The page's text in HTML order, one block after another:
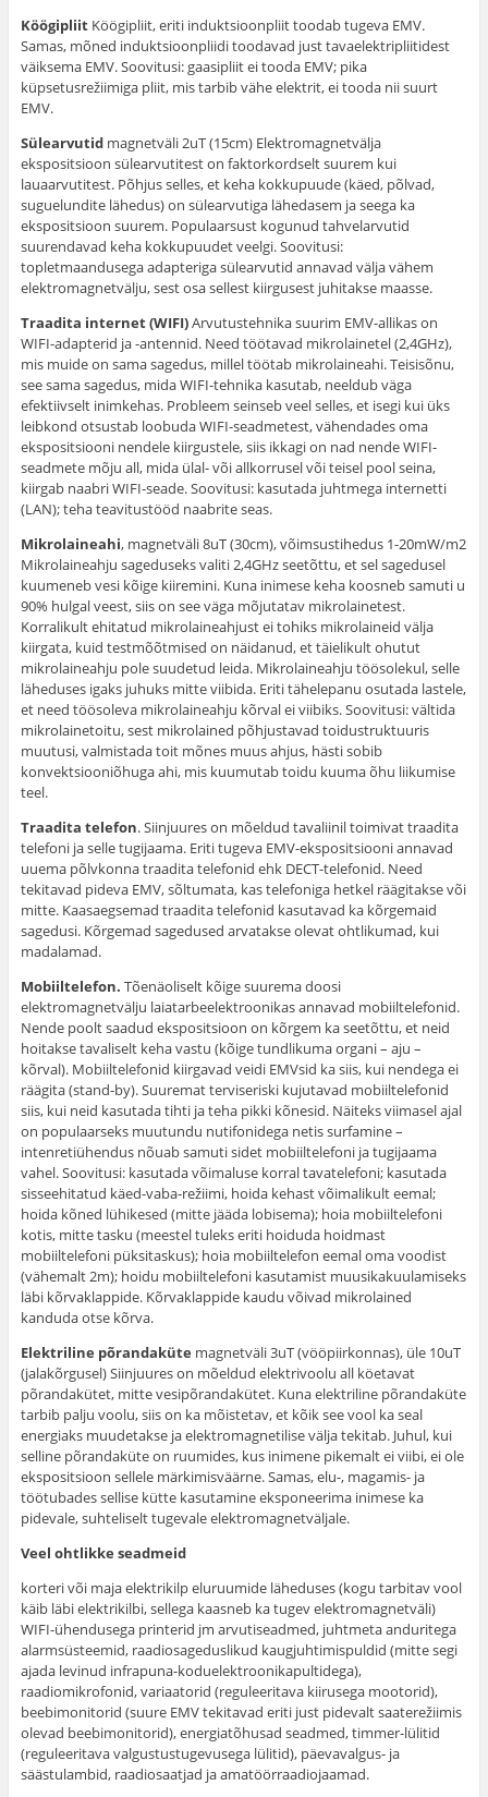
KöögipliitKöögipliit, eriti induktsioonpliit toodab tugeva EMV.
Samas, mõned induktsioonpliidi toodavad just tavaelektripliitidest
väiksema EMV. Soovitusi: gaasipliit ei tooda EMV; pika
küpsetusrežiimiga pliit, mis tarbib vähe elektrit, ei tooda nii suurt
EMV.
Sülearvutidmagnetväli 2uT (15cm) Elektromagnetvälja
ekspositsioon sülearvutitest on faktorkordselt suurem kui
lauaarvutitest. Põhjus selles, et keha kokkupuude (käed, põlvad,
suguelundite lähedus) on sülearvutiga lähedasem ja seega ka
ekspositsioon suurem. Populaarsust kogunud tahvelarvutid
suurendavad keha kokkupuudet veelgi. Soovitusi:
topletmaandusega adapteriga sülearvutid annavad välja vähem
elektromagnetvälju, sest osa sellest kiirgusest juhitakse maasse.
Traadita internet (WIFI)Arvutustehnika suurim EMV-allikas on
WIFI-adapterid ja -antennid. Need töötavad mikrolainetel (2,4GHz),
mis muide on sama sagedus, millel töötab mikrolaineahi. Teisisõnu,
see sama sagedus, mida WIFI-tehnika kasutab, neeldub väga
efektiivselt inimkehas. Probleem seinseb veel selles, et isegi kui üks
leibkond otsustab loobuda WIFI-seadmetest, vähendades oma
ekspositsiooni nendele kiirgustele, siis ikkagi on nad nende WIFI-
seadmete mõju all, mida ülal- või allkorrusel või teisel pool seina,
kiirgab naabri WIFI-seade. Soovitusi: kasutada juhtmega internetti
(LAN); teha teavitustööd naabrite seas.
Mikrolaineahi, magnetväli 8uT (30cm), võimsustihedus 1-20mW/m2
Mikrolaineahju sageduseks valiti 2,4GHz seetõttu, et sel sagedusel
kuumeneb vesi kõige kiiremini. Kuna inimese keha koosneb samuti u
90% hulgal veest, siis on see väga mõjutatav mikrolainetest.
Korralikult ehitatud mikrolaineahjust ei tohiks mikrolaineid välja
kiirgata, kuid testmõõtmised on näidanud, et täielikult ohutut
mikrolaineahju pole suudetud leida. Mikrolaineahju töösolekul, selle
läheduses igaks juhuks mitte viibida. Eriti tähelepanu osutada lastele,
et need töösoleva mikrolaineahju kõrval ei viibiks. Soovitusi: vältida
mikrolainetoitu, sest mikrolained põhjustavad toidustruktuuris
muutusi, valmistada toit mõnes muus ahjus, hästi sobib
konvektsiooniõhuga ahi, mis kuumutab toidu kuuma õhu liikumise
teel.
Traadita telefon. Siinjuures on mõeldud tavaliinil toimivat traadita
telefoni ja selle tugijaama. Eriti tugeva EMV-ekspositsiooni annavad
uuema põlvkonna traadita telefonid ehk DECT-telefonid. Need
tekitavad pideva EMV, sõltumata, kas telefoniga hetkel räägitakse või
mitte. Kaasaegsemad traadita telefonid kasutavad ka kõrgemaid
sagedusi. Kõrgemad sagedused arvatakse olevat ohtlikumad, kui
madalamad.
Mobiiltelefon. Tõenäoliselt kõige suurema doosi
elektromagnetvälju laiatarbeelektroonikas annavad mobiiltelefonid.
Nende poolt saadud ekspositsioon on kõrgem ka seetõttu, et neid
hoitakse tavaliselt keha vastu (kõige tundlikuma organi – aju –
kõrval). Mobiiltelefonid kiirgavad veidi EMVsid ka siis, kui nendega ei
räägita (stand-by). Suuremat terviseriski kujutavad mobiiltelefonid
siis, kui neid kasutada tihti ja teha pikki kõnesid. Näiteks viimasel ajal
on populaarseks muutundu nutifonidega netis surfamine –
intenretiühendus nõuab samuti sidet mobiiltelefoni ja tugijaama
vahel. Soovitusi: kasutada võimaluse korral tavatelefoni; kasutada
sisseehitatud käed-vaba-režiimi, hoida kehast võimalikult eemal;
hoida kõned lühikesed (mitte jääda lobisema); hoia mobiiltelefoni
kotis, mitte tasku (meestel tuleks eriti hoiduda hoidmast
mobiiltelefoni püksitaskus); hoia mobiiltelefon eemal oma voodist
(vähemalt 2m); hoidu mobiiltelefoni kasutamist muusikakuulamiseks
läbi kõrvaklappide. Kõrvaklappide kaudu võivad mikrolained
kanduda otse kõrva.
Elektriline põrandaküte magnetväli 3uT (vööpiirkonnas), üle 10uT
(jalakõrgusel) Siinjuures on mõeldud elektrivoolu all köetavat
põrandakütet, mitte vesipõrandakütet. Kuna elektriline põrandaküte
tarbib palju voolu, siis on ka mõistetav, et kõik see vool ka seal
energiaks muudetakse ja elektromagnetilise välja tekitab. Juhul, kui
selline põrandaküte on ruumides, kus inimene pikemalt ei viibi, ei ole
ekspositsioon sellele märkimisväärne. Samas, elu-, magamis- ja
töötubades sellise kütte kasutamine eksponeerima inimese ka
pidevale, suhteliselt tugevale elektromagnetväljale.
Veel ohtlikke seadmeid
korteri või maja elektrikilp eluruumide läheduses (kogu tarbitav vool
käib läbi elektrikilbi, sellega kaasneb ka tugev elektromagnetväli)
WIFI-ühendusega printerid jm arvutiseadmed, juhtmeta anduritega
alarmsüsteemid, raadiosageduslikud kaugjuhtimispuldid (mitte segi
ajada levinud infrapuna-koduelektroonikapultidega),
raadiomikrofonid, variaatorid (reguleeritava kiirusega mootorid),
beebimonitorid (suure EMV tekitavad eriti just pidevalt saaterežiimis
olevad beebimonitorid), energiatõhusad seadmed, timmer-lülitid
(reguleeritava valgustustugevusega lülitid), päevavalgus- ja
säästulambid, raadiosaatjad ja amatöörraadiojaamad.